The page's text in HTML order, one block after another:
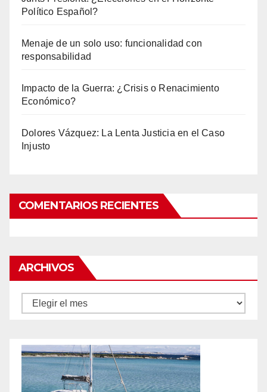
Político Español?
Menaje de un solo uso: funcionalidad con
responsabilidad
Impacto de la Guerra: ¿Crisis o Renacimiento
Económico?
Dolores Vázquez: La Lenta Justicia en el Caso
Injusto
COMENTARIOS RECIENTES
ARCHIVOS
Archivos